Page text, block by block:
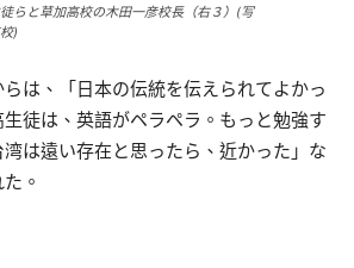
らと草加高校の木田一彦校長（右３）(写
)
は、「日本の伝統を伝えられてよかっ
徒は、英語がペラペラ。もっと勉強す
は遠い存在と思ったら、近かった」な
。